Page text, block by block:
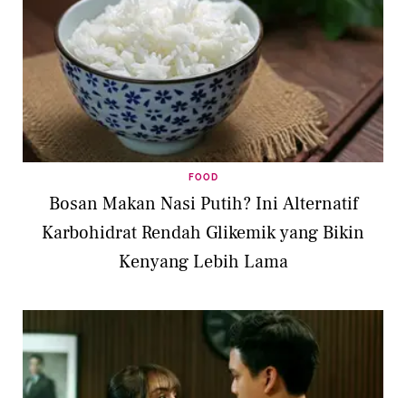
FOOD
Bosan Makan Nasi Putih? Ini Alternatif
Karbohidrat Rendah Glikemik yang Bikin
Kenyang Lebih Lama